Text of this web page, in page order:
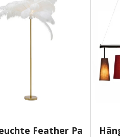
Feather Palm We...